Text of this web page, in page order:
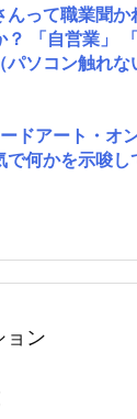
んって職業聞
？ 「自営業」
パソコン触れな
ードアート・
で何かを示唆し
ョン